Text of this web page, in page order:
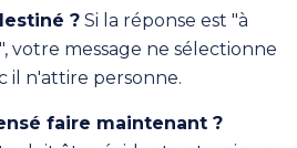
? Si la réponse est "à
votre message ne sélectionne
il n'attire personne.
faire maintenant ?